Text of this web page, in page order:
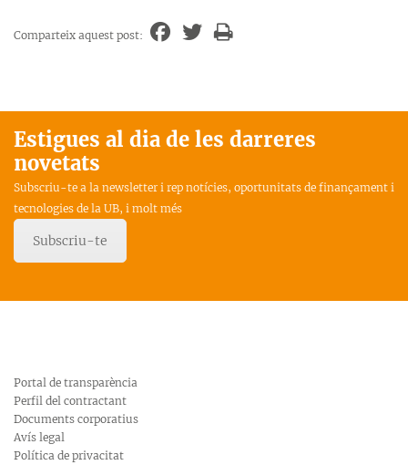
Comparteix aquest post:
Estigues al dia de les darreres
novetats
Subscriu-te a la newsletter i rep notícies, oportunitats de finançament i
tecnologies de la UB, i molt més
Subscriu-te
Portal de transparència
Perfil del contractant
Documents corporatius
Avís legal
Política de privacitat